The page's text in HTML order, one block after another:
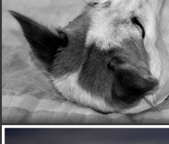
O Observatorpred 15 rokmi
Keď sa to tak vezme, ten
dosť škaredý.
daniela-quadrantidpred 15 rokmi
ani si neviem predstavit mat
nefungujuce zbytky podnikov
F FITOpred 15 rokmi
krasa